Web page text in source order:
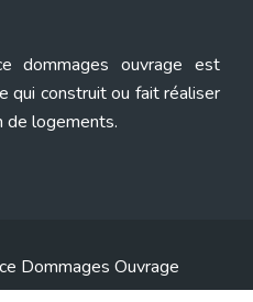
dommages ouvrage est
qui construit ou fait réaliser
de logements.
Dommages Ouvrage